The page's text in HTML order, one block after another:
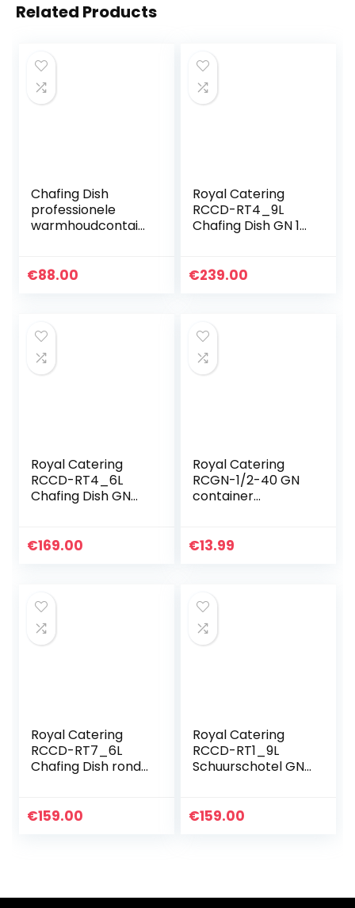
Related Products
Chafing Dish
professionele
warmhoudcontain
buffet en party
€88.00
Royal Catering
RCCD-RT4_9L
Chafing Dish GN 1/1
Rolltop
€239.00
Royal Catering
RCCD-RT4_6L
Chafing Dish GN
Warmhoudcontain
€169.00
Royal Catering
RCGN-1/2-40 GN
container
ner 40 mm diep 2 L
€13.99
Royal Catering
RCCD-RT7_6L
Chafing Dish rond
warmhoudcontain
€159.00
Royal Catering
RCCD-RT1_9L
Schuurschotel GN
smalle standaard
€159.00